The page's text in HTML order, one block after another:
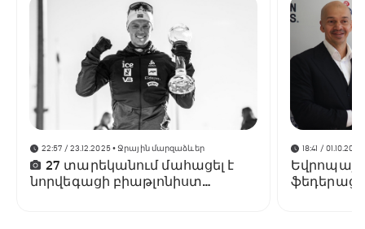
22:57 / 23.12.2025• Ջրային մարզաձևեր
27 տարեկանում մահացել է
նորվեգացի բիաթլոնիստ
18:41 / 01.10.2025
Եվրոպայի